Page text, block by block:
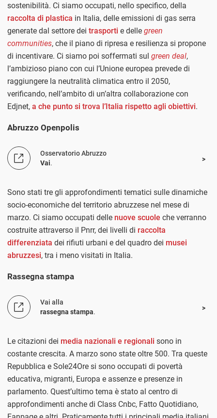
sostenibilità. Ci siamo occupati, nello specifico, della
raccolta di plastica in Italia, delle emissioni di gas serra
generate dal settore dei trasporti e delle green
communities, che il piano di ripresa e resilienza si propone
di incentivare. Ci siamo poi soffermati sul green deal,
l’ambizioso piano con cui l’Unione europea prevede di
raggiungere la neutralità climatica entro il 2050,
verificando, nell’ambito di un’altra collaborazione con
Edjnet, a che punto si trova l’Italia rispetto agli obiettivi.
Abruzzo Openpolis
Osservatorio Abruzzo
Vai.
Sono stati tre gli approfondimenti tematici sulle dinamiche
socio-economiche del territorio abruzzese nel mese di
marzo. Ci siamo occupati delle nuove scuole che verranno
costruite attraverso il Pnrr, dei livelli di raccolta
differenziata dei rifiuti urbani e del quadro dei musei
abruzzesi, tra i meno visitati in Italia.
Rassegna stampa
Vai alla
rassegna stampa.
Le citazioni dei media nazionali e regionali sono in
costante crescita. A marzo sono state oltre 500. Tra queste
Repubblica e Sole24Ore si sono occupati di povertà
educativa, migranti, Europa e assenze e presenze in
parlamento. Quest’ultimo tema è stato al centro di
approfondimenti anche di Class Cnbc, Fatto Quotidiano,